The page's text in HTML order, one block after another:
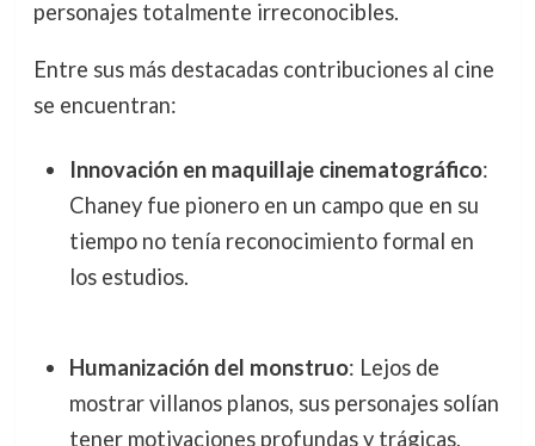
personajes totalmente irreconocibles.
Entre sus más destacadas contribuciones al cine
se encuentran:
Innovación en maquillaje cinematográfico:
Chaney fue pionero en un campo que en su
tiempo no tenía reconocimiento formal en
los estudios.
Humanización del monstruo: Lejos de
mostrar villanos planos, sus personajes solían
tener motivaciones profundas y trágicas,